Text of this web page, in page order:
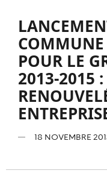
COMMUNE
POUR LE
2013-2015
18 NOVEMBRE